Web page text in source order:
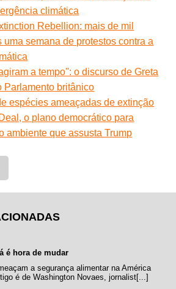
climática
Rebellion: mais de mil
uma semana de protestos contra a
a tempo'': o discurso de Greta
Parlamento britânico
espécies ameaçadas de extinção
o plano democrático para
ambiente que assusta Trump
é hora de mudar
a segurança alimentar na América
é de Washington Novaes, jornalist[...]